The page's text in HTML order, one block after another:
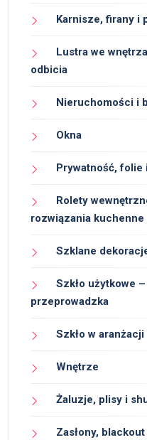
Karnisze, firany i
Lustra we
odbicia
Nieruchomości i
Okna
Prywatność, folie
Rolety
rozwiązania kuchenne
Szklane
Szkło użytkowe
przeprowadzka
Szkło w
Wnętrze
Żaluzje, plisy i
Zasłony,